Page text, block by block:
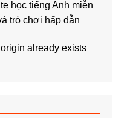
học tiếng Anh miễn
trò chơi hấp dẫn
already exists